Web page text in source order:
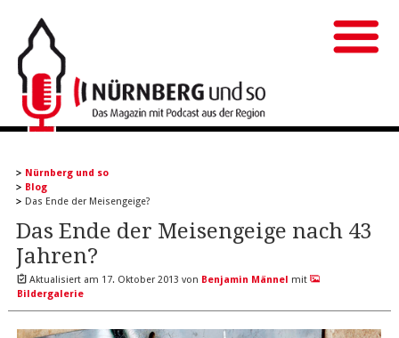
Nürnberg und so
Blog
Das Ende der Meisengeige?
Das Ende der Meisengeige nach 43
Jahren?
Aktualisiert am 17. Oktober 2013 von Benjamin Männel mit
Bildergalerie